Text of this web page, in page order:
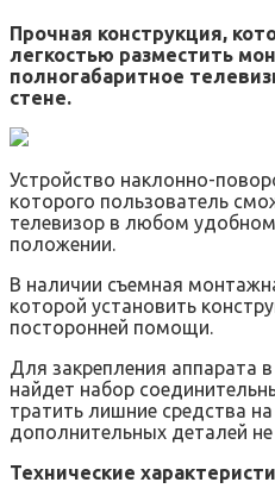
Прочная конструкция,
легкостью разместить
полногабаритное
стене.
Устройство наклонно-
которого пользователь
телевизор в любом
положении.
В наличии съемная
которой установить
посторонней помощи.
Для закрепления аппарата
найдет набор
тратить лишние средства
дополнительных деталей
Технические